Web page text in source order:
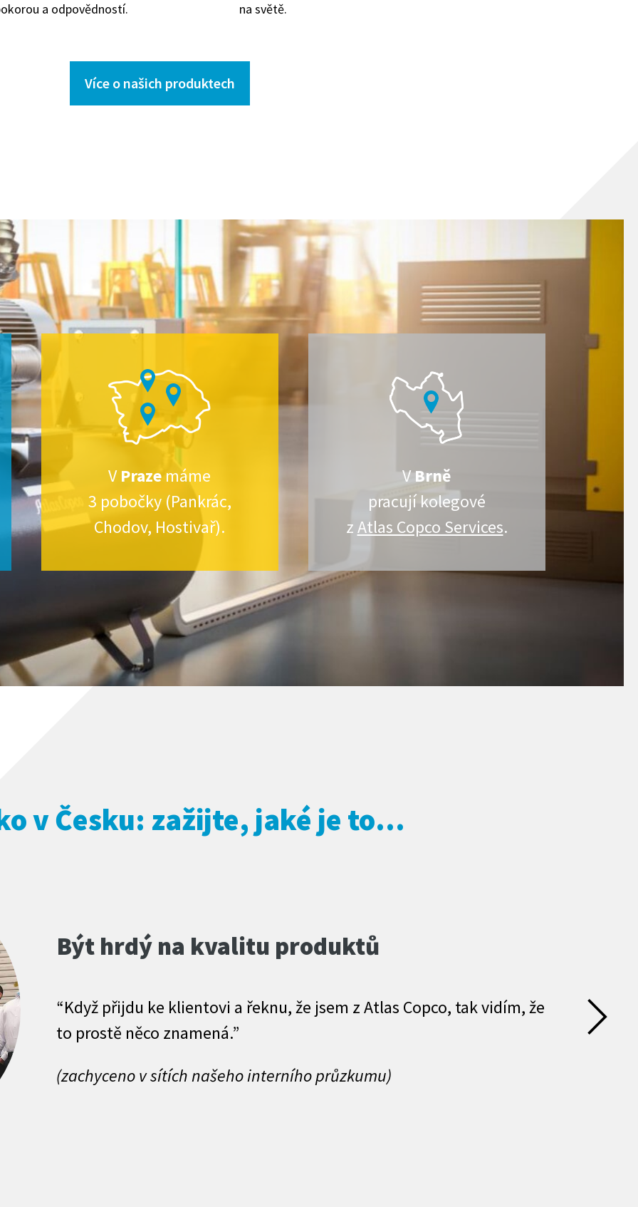
a odpovědností.
na světě.
Více o našich produktech
VPraze máme
3 pobočky (Pankrác,
Chodov, Hostivař).
VBrně
pracují kolegové
zAtlas Copco Services.
v Česku: zažijte, jaké je to...
Být hrdý na kvalitu produktů
“Když přijdu ke klientovi a řeknu, že jsem z Atlas Copco, tak vidím, že
to prostě něco znamená.”
(zachyceno v sítích našeho interního průzkumu)